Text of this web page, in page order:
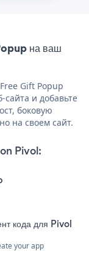
на ваш
Gift Popup
сайта и добавьте
боковую
на своем сайт.
Pivol:
кода для Pivol
your app